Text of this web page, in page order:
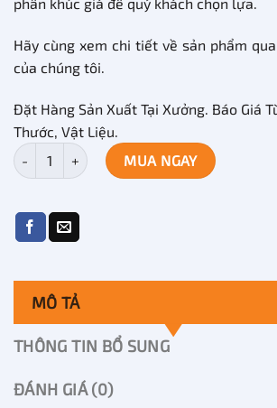
Hãy cùng xem chi tiết về sản phẩm
của chúng tôi.
Đặt Hàng Sản Xuất Tại Xưởng. Báo Giá
Thước, Vật Liệu.
Kệ quần áo đẹp bằng gỗ ép TQA-07 số lượng
MUA NGAY
MÔ TẢ
THÔNG TIN BỔ SUNG
ĐÁNH GIÁ (0)